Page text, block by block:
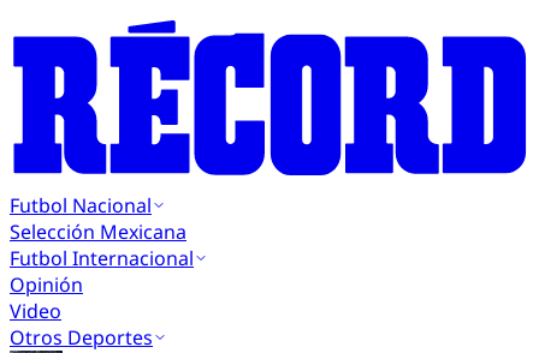
Futbol Nacional
Selección Mexicana
Futbol Internacional
Opinión
Video
Otros Deportes